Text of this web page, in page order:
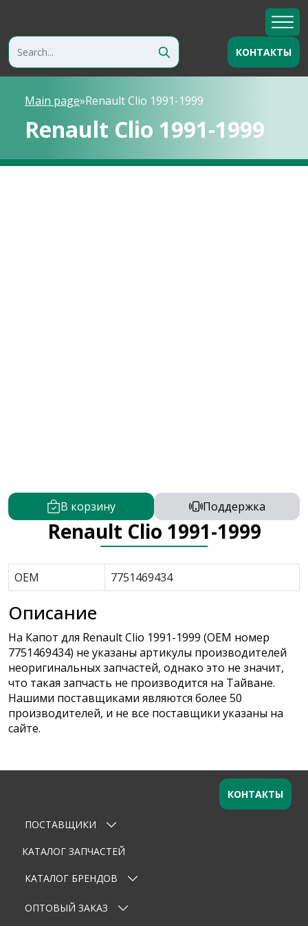
КОНТАКТЫ
Main page»Renault Clio 1991-1999
Renault Clio 1991-1999
В корзину Поддержка
Renault Clio 1991-1999
OEM 7751469434
Описание
На Капот для Renault Clio 1991-1999 (OEM номер
7751469434) не указаны артикулы производителей
неоригинальных запчастей, однако это не значит,
что такая запчасть не производится на Тайване.
Нашими поставщиками являются более 50
производителей, и не все поставщики указаны на
сайте.
Оставьте заявку
Ваше имя
Email
Телефон
ПОСТАВЩИКИ
КАТАЛОГ ЗАПЧАСТЕЙ
КАТАЛОГ БРЕНДОВ
ОПТОВЫЙ ЗАКАЗ
КОНТАКТЫ